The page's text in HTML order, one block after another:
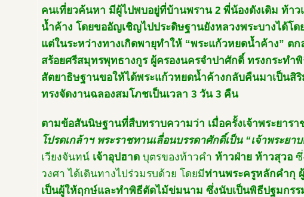
คนเที่ยวค้นหา มีผู้ไปพบอยู่ที่บ้านพราน 2 พี่น้องดังเดิม ท้าว
น้ำค้าง โดยขออัญเชิญไปประดิษฐานยังหลวงพระบางได้โ
แต่ในระหว่างทางเกิดพายุทำให้ “พระแก้วหยดน้ำค้าง” ตก
สร้อยศรีสมุทรพุทธางกูร ผู้ครองนครจำปาศักดิ์ ทรงกระทำ
สัตยาธิษฐานขอให้ได้พระแก้วหยดน้ำค้างกลับคืนมาเป็นสิ
ทรงจัดงานฉลองสมโภชเป็นเวลา 3 วัน 3 คืน
ตามข้อสันนิษฐานที่สืบทราบความว่า เมื่อครั้งเจ้าพระยาร
โปรดเกล้าฯ พระราชทานเลื่อนบรรดาศักดิ์เป็น “เจ้าพระยา
เวียงจันทน์ เจ้าอุปฮาด บุตรของท้าวคำ ท้าวฝ่าย ท้าวสุวอ ซึ่
วงศา ได้เดินทางไปร่วมรบด้วย โดยมีท่านพระครูหลักคำกุ
เป็นผู้ให้ฤกษ์และทำพิธีตัดไม้ข่มนาม ซึ่งนับเป็นพิธีปฐมกร